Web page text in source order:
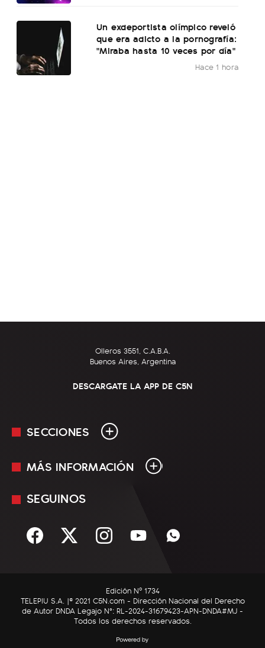
Un exdeportista olímpico reveló
que era adicto a la pornografía:
"Miraba hasta 10 veces por día"
Hace 1 hora
Olleros 3551, C.A.B.A.
Buenos Aires, Argentina
DESCARGATE LA APP DE C5N
SECCIONES
En Vivo
Sociedad
C5N Autos
RatingCero
MÁS INFORMACIÓN
Mediakit
Términos y condiciones
SEGUINOS
Edición Nº 1734
TELEPIU S.A. |© 2021 C5N.com - Dirección Nacional del Derecho
de Autor DNDA Legajo N°: RL-2024-31679423-APN-DNDA#MJ -
Todos los derechos reservados.